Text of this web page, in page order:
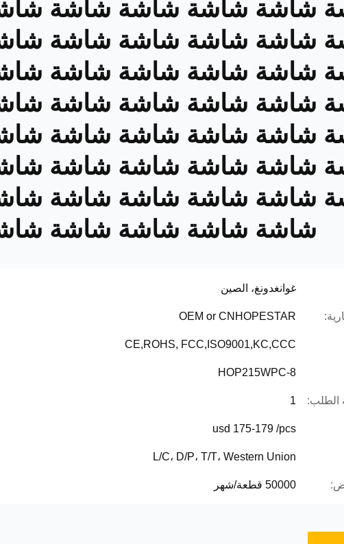
شاشة شاشة شاشة شاشة
شاشة شاشة شاشة شاشة
شاشة شاشة شاشة شاشة
شاشة شاشة شاشة شاشة
شاشة شاشة شاشة شاشة
شاشة شاشة شاشة شاشة
شاشة شاشة شاشة شاشة
شاشة شاشة شاشة شاشة
غوانغدونغ، الصين
OEM or CNHOPESTAR
CE,ROHS, FCC,ISO9001,KC,CCC
HOP215WPC-8
الطلب: 1
usd 175-179 /pcs
L/C، D/P، T/T، Western Union
50000 قطعة/شهر